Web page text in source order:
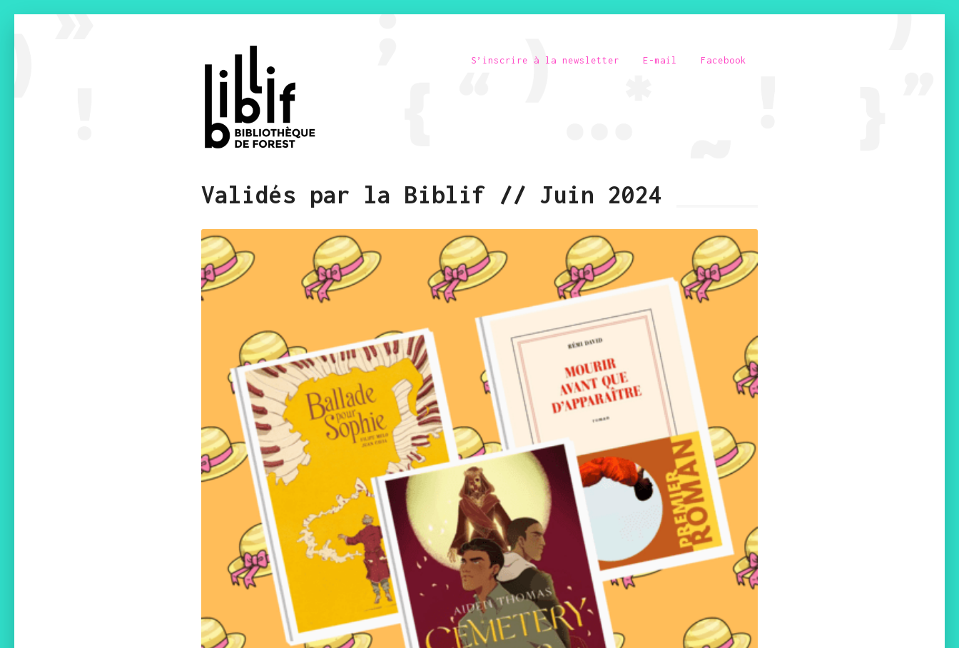
S’inscrire à la newsletter E-mail Facebook
Validés par la Biblif // Juin 2024